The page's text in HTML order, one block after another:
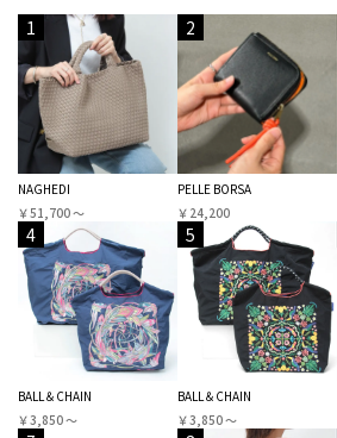
1
NAGHEDI
￥51,700 〜
2
PELLE BORSA
￥24,200
4
BALL＆CHAIN
￥3,850 〜
5
BALL＆CHAIN
￥3,850 〜